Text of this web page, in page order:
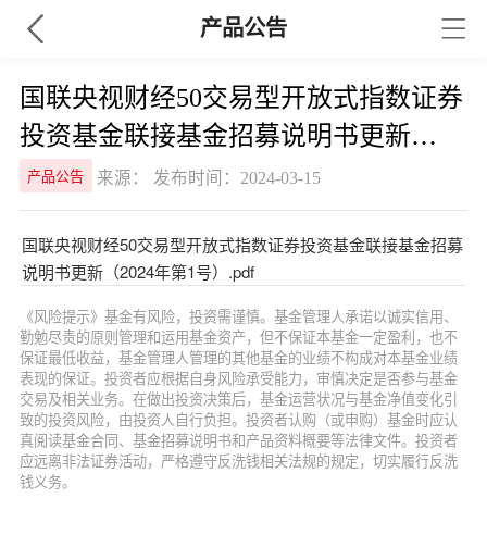
产品公告
国联央视财经50交易型开放式指数证券
投资基金联接基金招募说明书更新
（2024年第1号）
产品公告 来源： 发布时间：2024-03-15
国联央视财经50交易型开放式指数证券投资基金联接基金招募
说明书更新（2024年第1号）.pdf
《风险提示》基金有风险，投资需谨慎。基金管理人承诺以诚实信用、
勤勉尽责的原则管理和运用基金资产，但不保证本基金一定盈利，也不
保证最低收益，基金管理人管理的其他基金的业绩不构成对本基金业绩
表现的保证。投资者应根据自身风险承受能力，审慎决定是否参与基金
交易及相关业务。在做出投资决策后，基金运营状况与基金净值变化引
致的投资风险，由投资人自行负担。投资者认购（或申购）基金时应认
真阅读基金合同、基金招募说明书和产品资料概要等法律文件。投资者
应远离非法证券活动，严格遵守反洗钱相关法规的规定，切实履行反洗
钱义务。